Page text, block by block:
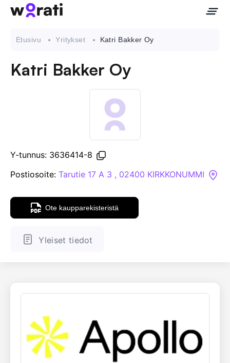
API
Pakotehaku
Etusivu Yritykset Katri Bakker Oy
Katri Bakker Oy
Y-tunnus: 3636414-8
Postiosoite: Tarutie 17 A 3 , 02400 KIRKKONUMMI
Ote kaupparekisteristä
Yleiset tiedot